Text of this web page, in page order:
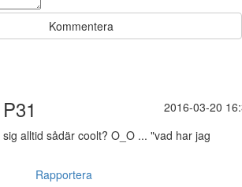
Kommentera
2016-03-20
P31
alltid sådär coolt? O_O ... "vad har jag
Rapportera